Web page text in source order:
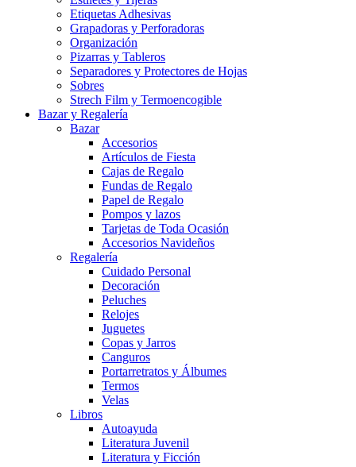
Etiquetas Adhesivas
Grapadoras y Perforadoras
Organización
Pizarras y Tableros
Separadores y Protectores de Hojas
Sobres
Strech Film y Termoencogible
Bazar y Regalería
Bazar
Accesorios
Artículos de Fiesta
Cajas de Regalo
Fundas de Regalo
Papel de Regalo
Pompos y lazos
Tarjetas de Toda Ocasión
Accesorios Navideños
Regalería
Cuidado Personal
Decoración
Peluches
Relojes
Juguetes
Copas y Jarros
Canguros
Portarretratos y Álbumes
Termos
Velas
Libros
Autoayuda
Literatura Juvenil
Literatura y Ficción